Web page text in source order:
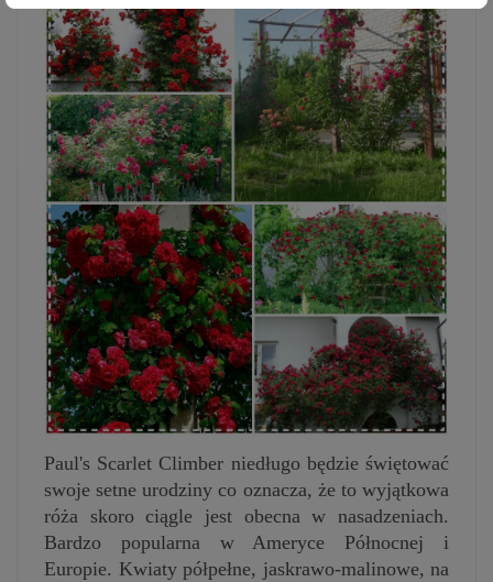
Paul's Scarlet Climber niedługo będzie świętować
swoje setne urodziny co oznacza, że to wyjątkowa
róża skoro ciągle jest obecna w nasadzeniach.
Bardzo popularna w Ameryce Północnej i
Europie. Kwiaty półpełne, jaskrawo-malinowe, na